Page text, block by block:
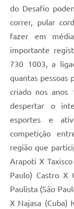
do Desafio
correr, pular
fazer em
importante
730 1003, a
quantas pessoas
criado nos anos
despertar o
esportes e
competição
região que
Arapoti X
Paulo) Castro X
Paulista (São
X Najasa (Cuba)